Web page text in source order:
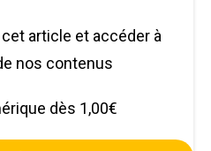
article et accéder à
nos contenus
dès 1,00€